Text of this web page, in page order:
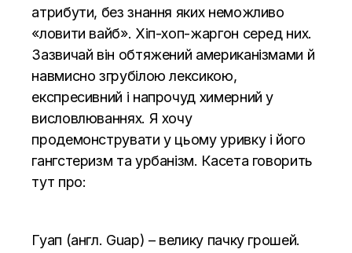
атрибути, без знання яких неможливо
«ловити вайб». Хіп-хоп-жаргон серед них.
Зазвичай він обтяжений американізмами й
навмисно згрубілою лексикою,
експресивний і напрочуд химерний у
висловлюваннях. Я хочу
продемонструвати у цьому уривку і його
гангстеризм та урбанізм. Касета говорить
тут про:
Гуап (англ. Guap) – велику пачку грошей.